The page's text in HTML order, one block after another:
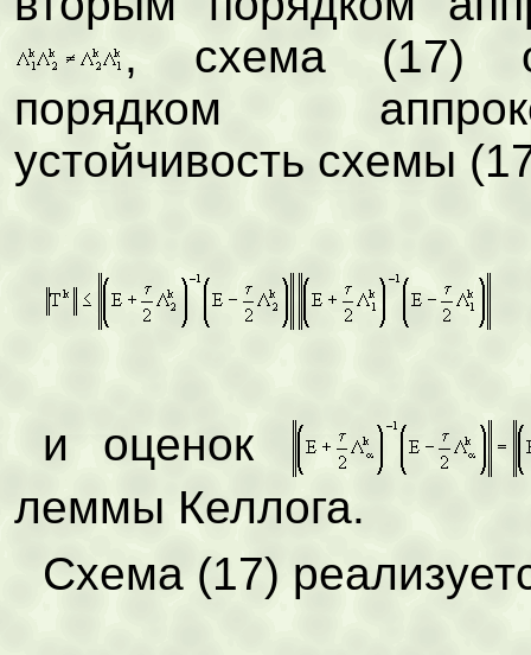
, схема (17)
порядком
устойчивость схемы
и оценок
леммы Келлога.
Схема (17)